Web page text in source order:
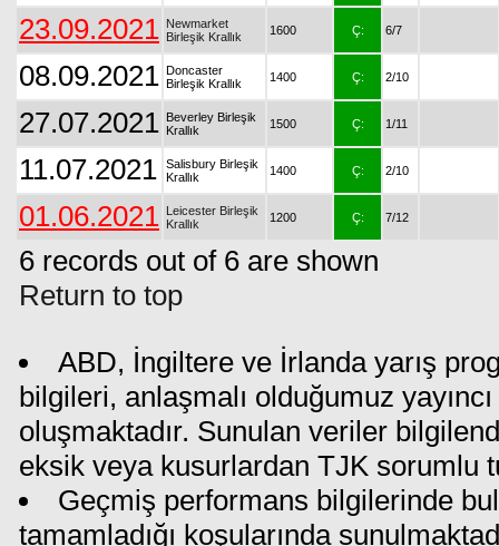
23.09.2021 Newmarket
Birleşik Krallık
1600 Ç: 6/7
08.09.2021 Doncaster
Birleşik Krallık
1400 Ç: 2/10
27.07.2021 Beverley Birleşik
Krallık
1500 Ç: 1/11
11.07.2021
Salisbury Birleşik
Krallık
1400 Ç: 2/10
01.06.2021 Leicester Birleşik
Krallık
1200 Ç: 7/12
6 records out of 6 are shown
Return to top
ABD, İngiltere ve İrlanda yarış
bilgileri, anlaşmalı olduğumuz
oluşmaktadır. Sunulan veriler
eksik veya kusurlardan TJK sorumlu
Geçmiş performans bilgilerinde
tamamladığı koşularında